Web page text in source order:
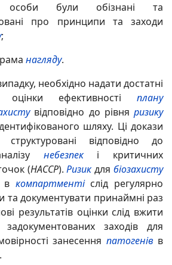
особи були обізнані та
про принципи та заходи
;
нагляду.
необхідно надати достатні
ефективності плану
відповідно до рівняризику
шляху. Ці докази
відповідно до
небезпекі критичних
(HACCP).Ризикдлябіозахисту
в компартментіслід регулярно
та документувати принаймні раз
результатів оцінки слід вжити
заходів для
занесення патогенівв
.